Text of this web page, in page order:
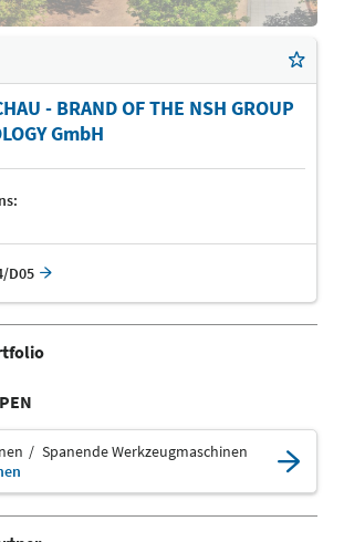
- BRAND OF THE NSH GROUP
GmbH
D05
Spanende Werkzeugmaschinen